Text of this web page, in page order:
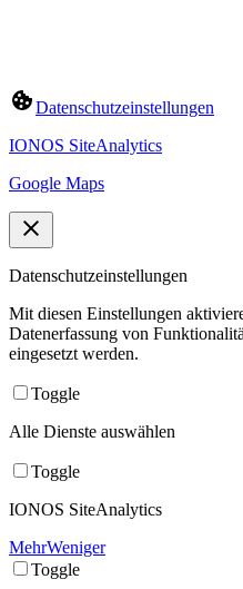
Datenschutzeinstellungen
IONOS SiteAnalytics
Google Maps
Datenschutzeinstellungen
Mit diesen Einstellungen
Datenerfassung von
eingesetzt werden.
Toggle
Alle Dienste auswählen
Toggle
IONOS SiteAnalytics
MehrWeniger
Toggle